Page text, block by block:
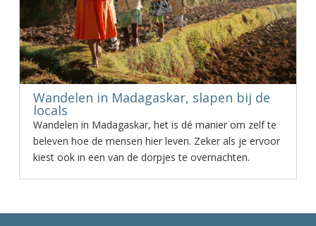
Wandelen in Madagaskar, slapen bij de
locals
Wandelen in Madagaskar, het is dé manier om zelf te
beleven hoe de mensen hier leven. Zeker als je ervoor
kiest ook in een van de dorpjes te overnachten.